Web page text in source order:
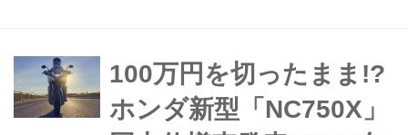
なお伝説として語り継がれる名車の一
台だ。まとめ:オートバイ編集部
100万円を切ったまま!?
ホンダ新型「NC750X」